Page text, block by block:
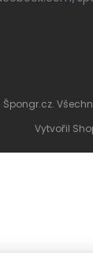
Vytvořil
Špongr.cz.